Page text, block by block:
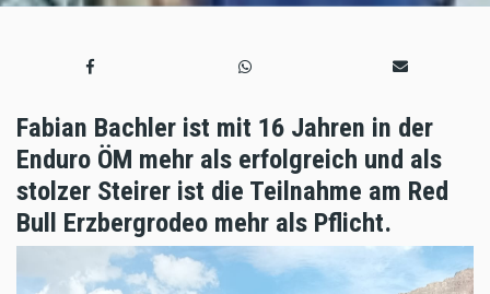
Fabian Bachler ist mit 16 Jahren in der
Enduro ÖM mehr als erfolgreich und als
stolzer Steirer ist die Teilnahme am Red
Bull Erzbergrodeo mehr als Pflicht.